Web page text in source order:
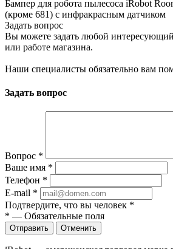
Бампер для робота пылесоса iRobot
(кроме 681) с инфракрасным датчиком
Задать вопрос
Вы можете задать любой
или работе магазина.
Наши специалисты обязательно вам
Задать вопрос
Вопрос *
Ваше имя *
Телефон *
E-mail *
Подтвердите, что вы человек *
* — Обязательные поля
Отправить Отменить